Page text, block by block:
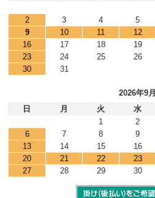
2
3 4 5
9
10 11 12
16
17 18 19
23
24 25 26
30
31
2026年9月
日
月 火 水
1
2
6
7 8 9
13
14 15 16
20
21 22 23
27
28 29 30